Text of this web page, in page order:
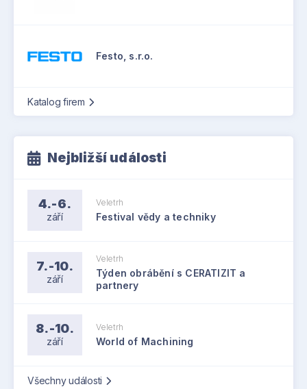
Festo, s.r.o.
Katalog firem
Nejbližší události
4.-6.
září
Veletrh
Festival vědy a techniky
7.-10.
září
Veletrh
Týden obrábění s CERATIZIT a
partnery
8.-10.
září
Veletrh
World of Machining
Všechny události